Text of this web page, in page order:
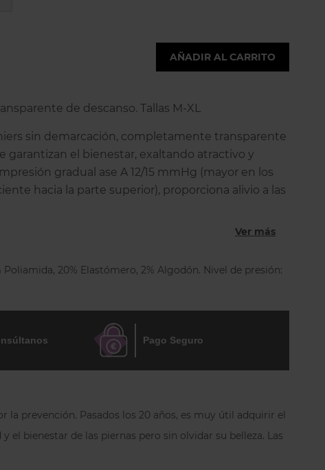
AÑADIR AL CARRITO
de descanso. Tallas M-XL
sin demarcación, completamente transparente
garantizan el bienestar, exaltando atractivo y
gradual ase A 12/15 mmHg (mayor en los
hacia la parte superior), proporciona alivio a las
tiene un suave elástico que no marca, rombo
4/XL tiene una pieza posterior.
Ver más
Poliamida, 20% Elastómero, 2% Algodón. Nivel de presión:
Pago Seguro
la prevención. Pasados los 20 años, es muy útil adquirir el
bienestar de las piernas pero sin olvidar su belleza. Las